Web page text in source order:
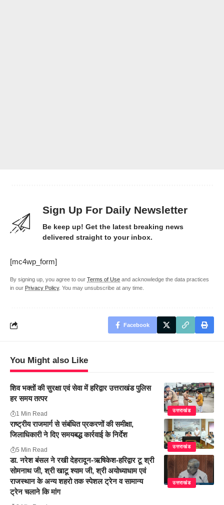
Sign Up For Daily Newsletter
Be keep up! Get the latest breaking news
delivered straight to your inbox.
[mc4wp_form]
By signing up, you agree to our Terms of Use and acknowledge the data practices
in our Privacy Policy. You may unsubscribe at any time.
Facebook
You Might also Like
उत्तराखंड
शिव भक्तों की सुरक्षा एवं सेवा में हरिद्वार उत्तराखंड पुलिस
हर समय तत्पर
1 Min Read
उत्तराखंड
राष्ट्रीय राजमार्ग से संबंधित प्रकरणों की समीक्षा,
जिलाधिकारी ने दिए समयबद्ध कार्रवाई के निर्देश
5 Min Read
उत्तराखंड
डा. नरेश बंसल ने रखी देहरादून-ऋषिकेश-हरिद्वार टू श्री
सोमनाथ जी, श्री खाटू श्याम जी, श्री अयोध्याधाम एवं
राजस्थान के अन्य शहरो तक स्पेशल ट्रेन व सामान्य
ट्रेन चलाने कि मांग